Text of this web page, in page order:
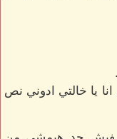
يا خالتي ادوني نص